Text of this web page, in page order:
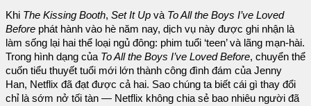
Khi The Kissing Booth, Set It Up và To All the Boys I’ve Loved
Before phát hành vào hè năm nay, dịch vụ này được ghi nhận là
làm sống lại hai thể loại ngủ đông: phim tuổi ‘teen’ và lãng mạn-hài.
Trong hình dạng của To All the Boys I’ve Loved Before, chuyển thể
cuốn tiểu thuyết tuổi mới lớn thành công đình đám của Jenny
Han, Netflix đã đạt được cả hai. Sao chúng ta biết cái gì thay đổi
chỉ là sớm nở tối tàn — Netflix không chia sẻ bao nhiêu người đã